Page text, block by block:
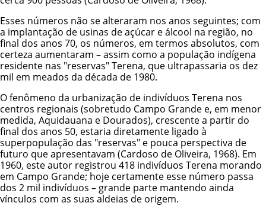
Esses números não se alteraram nos anos seguintes; com
a implantação de usinas de açúcar e álcool na região, no
final dos anos 70, os números, em termos absolutos, com
certeza aumentaram – assim como a população indígena
residente nas "reservas" Terena, que ultrapassaria os dez
mil em meados da década de 1980.
O fenômeno da urbanização de indivíduos Terena nos
centros regionais (sobretudo Campo Grande e, em menor
medida, Aquidauana e Dourados), crescente a partir do
final dos anos 50, estaria diretamente ligado à
superpopulação das "reservas" e pouca perspectiva de
futuro que apresentavam (Cardoso de Oliveira, 1968). Em
1960, este autor registrou 418 indivíduos Terena morando
em Campo Grande; hoje certamente esse número passa
dos 2 mil indivíduos – grande parte mantendo ainda
vínculos com as suas aldeias de origem.